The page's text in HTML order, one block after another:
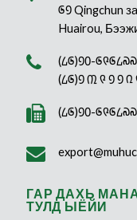
᠖᠑ Qingchun
Huairou,
(᠘᠖)᠑᠐-
(᠘᠖)᠑ ᠓ ᠙ ᠑ ᠑ ᠒
(᠘᠖)᠑᠐-
ГАР ДАХЬ
ТУЛД ЫЁЙИ